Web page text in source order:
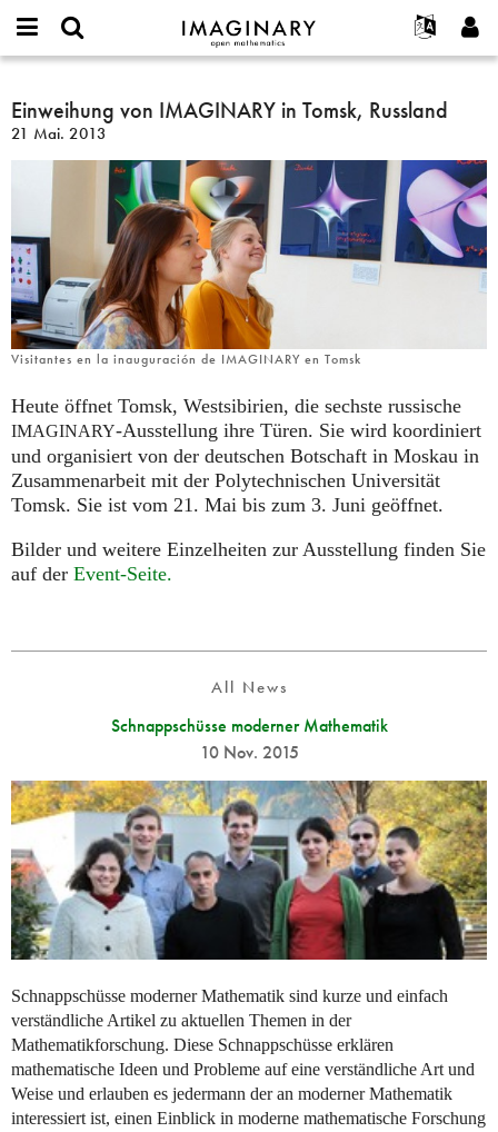
IMAGINARY
open
Français
한국어
Español
Türkçe
Programme
Hands-on
Filme
Texte
Ausstellungen
Mehr...
Projekte
Kontakt
or
username
Passwort
Neues Benutzerkonto erstellen
Neues Passwort anfordern
Suche
Einweihung
von
IMAGINARY
Tomsk,
Russland
Einweihung von IMAGINARY in Tomsk, Russland
21 Mai. 2013
Visitantes en la inauguración de IMAGINARY en Tomsk
Heute öffnet Tomsk, Westsibirien, die sechste russische
IMAGINARY-Ausstellung ihre Türen. Sie wird koordiniert
und organisiert von der deutschen Botschaft in Moskau in
Zusammenarbeit mit der Polytechnischen Universität
Tomsk. Sie ist vom 21. Mai bis zum 3. Juni geöffnet.
Bilder und weitere Einzelheiten zur Ausstellung finden Sie
auf der Event-Seite.
All News
Schnappschüsse moderner Mathematik
10 Nov. 2015
Schnappschüsse moderner Mathematik sind kurze und einfach
verständliche Artikel zu aktuellen Themen in der
Mathematikforschung. Diese Schnappschüsse erklären
mathematische Ideen und Probleme auf eine verständliche Art und
Weise und erlauben es jedermann der an moderner Mathematik
interessiert ist, einen Einblick in moderne mathematische Forschung